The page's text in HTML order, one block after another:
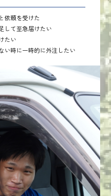
依頼を受けた
して至急届けたい
たい
い時に一時的に外注したい